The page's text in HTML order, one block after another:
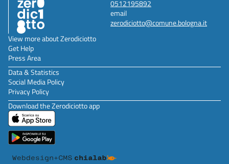
0512195892
email
zerodiciotto@comune.bologna.it
View more about Zerodiciotto
Get Help
Press Area
Data & Statistics
Social Media Policy
Privacy Policy
Download the Zerodiciotto app